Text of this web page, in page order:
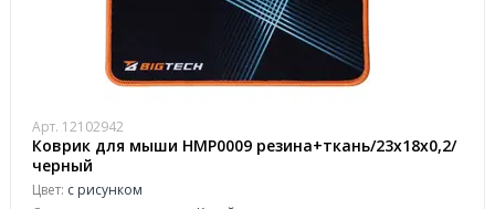
Арт. 12102942
Коврик для мыши HMP0009 резина+ткань/23х18х0,2/
черный
Цвет: с рисунком